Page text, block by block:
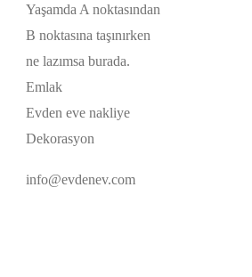
Yaşamda A noktasından
B noktasına taşınırken
ne lazımsa burada.
Emlak
Evden eve nakliye
Dekorasyon
info@evdenev.com